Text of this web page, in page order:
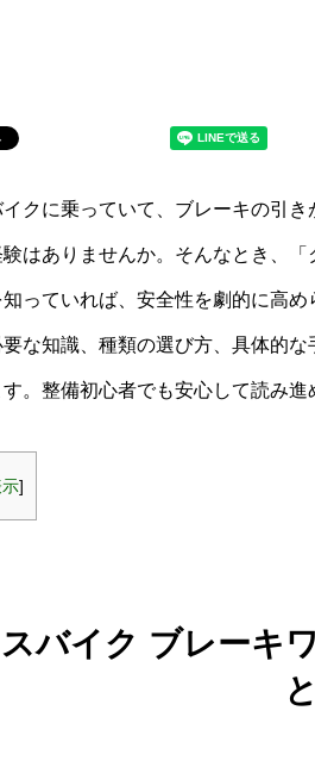
イクに乗っていて、ブレーキの引
験はありませんか。そんなとき、
っていれば、安全性を劇的に高
な知識、種類の選び方、具体的
。整備初心者でも安心して読み進
]
バイク ブレーキ